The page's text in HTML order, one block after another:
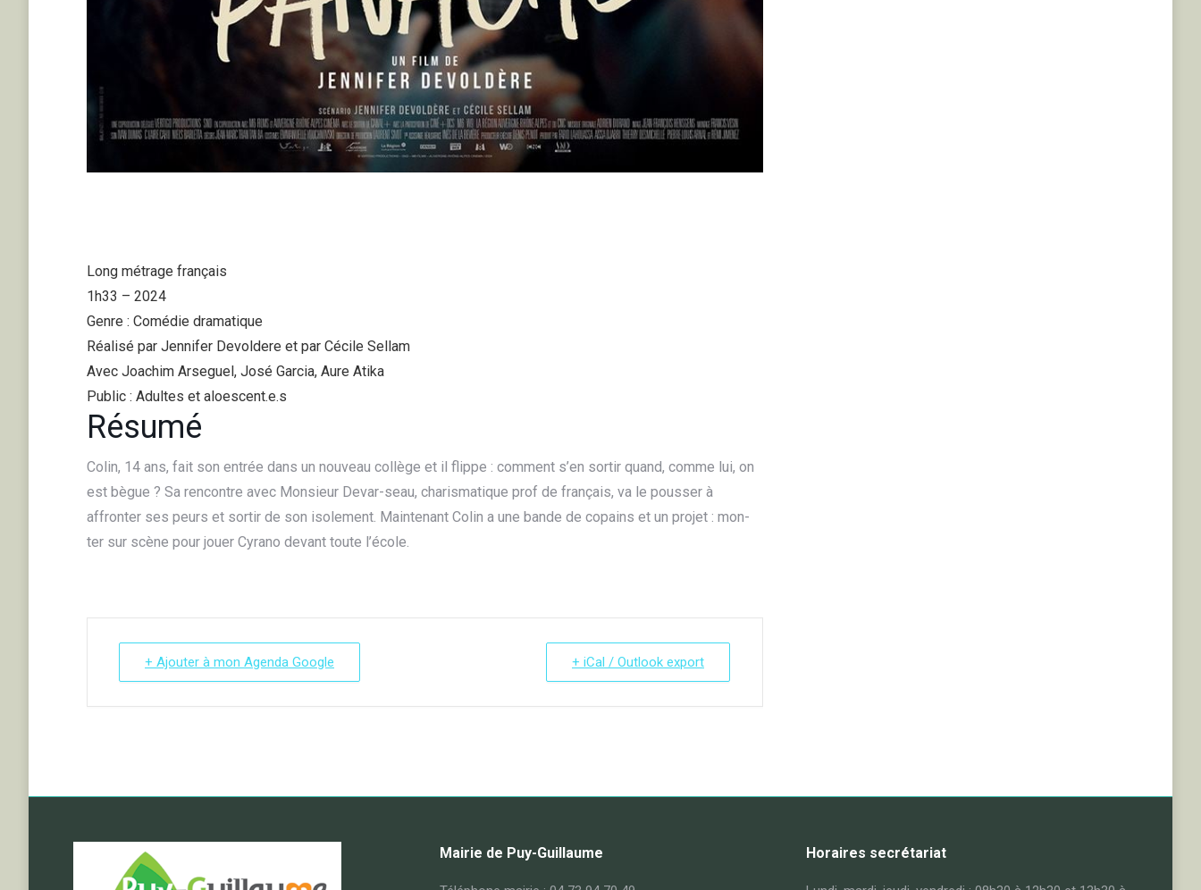
Long métrage français
1h33 – 2024
Genre : Comédie dramatique
Réalisé par Jennifer Devoldere et par Cécile Sellam
Avec Joachim Arseguel, José Garcia, Aure Atika
Public : Adultes et aloescent.e.s
Résumé
Colin, 14 ans, fait son entrée dans un nouveau collège et il flippe : comment s’en sortir quand, comme lui, on
est bègue ? Sa rencontre avec Monsieur Devar-seau, charismatique prof de français, va le pousser à
affronter ses peurs et sortir de son isolement. Maintenant Colin a une bande de copains et un projet : mon-
ter sur scène pour jouer Cyrano devant toute l’école.
+ Ajouter à mon Agenda Google + iCal / Outlook export
Mairie de Puy-Guillaume Horaires secrétariat